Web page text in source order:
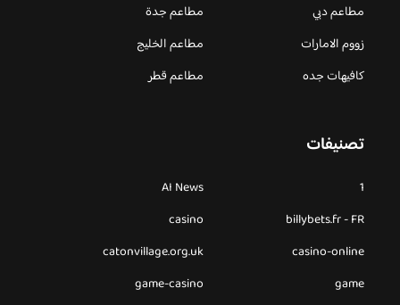
مطاعم دبي
مطاعم جدة
زووم الامارات
مطاعم الخليج
كافيهات جده
مطاعم قطر
تصنيفات
1
AI News
billybets.fr - FR
casino
casino-online
catonvillage.org.uk
game
game-casino